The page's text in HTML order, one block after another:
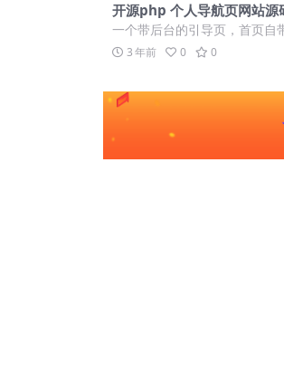
开源php 个人导航页网站源
台源码
一个带后台的引导页，首页自
落！ 1.PHP版本请选择5.6！
3 年前 0 0